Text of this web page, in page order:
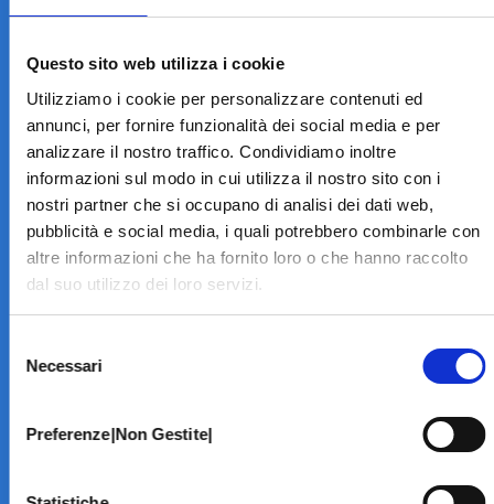
Questo sito web utilizza i cookie
Utilizziamo i cookie per personalizzare contenuti ed
annunci, per fornire funzionalità dei social media e per
analizzare il nostro traffico. Condividiamo inoltre
informazioni sul modo in cui utilizza il nostro sito con i
nostri partner che si occupano di analisi dei dati web,
pubblicità e social media, i quali potrebbero combinarle con
altre informazioni che ha fornito loro o che hanno raccolto
dal suo utilizzo dei loro servizi.
delNecessari
Preferenze|Non Gestite|
LA STRUTTURA
Informazioni
Contatti
Specialità
Home Page
PRENOTA ON LINE
INFORMATIVE
Home Page
Modello 231
Amministrazione Trasparente